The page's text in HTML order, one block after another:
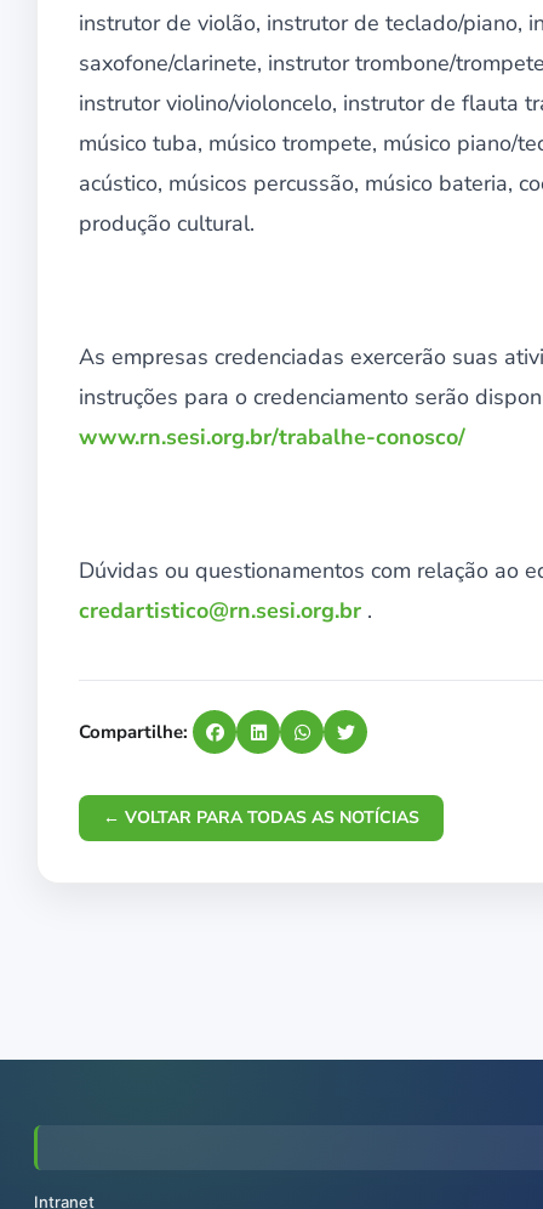
instrutor de violão, instrutor de teclado/piano,
saxofone/clarinete, instrutor trombone/
instrutor violino/violoncelo, instrutor de flauta
músico tuba, músico trompete, músico piano/
acústico, músicos percussão, músico bateria,
produção cultural.
As empresas credenciadas exercerão suas
instruções para o credenciamento serão
www.rn.sesi.org.br/trabalhe-conosco/
Dúvidas ou questionamentos com relação ao
credartistico@rn.sesi.org.br .
Compartilhe:
← VOLTAR PARA TODAS AS NOTÍCIAS
Intranet